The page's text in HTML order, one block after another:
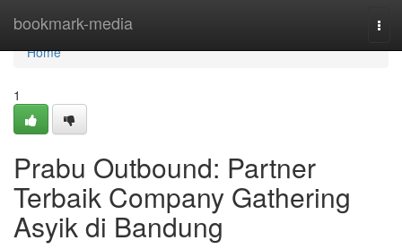
bookmark-media
Home
Home
1
Prabu Outbound: Partner
Terbaik Company Gathering
Asyik di Bandung